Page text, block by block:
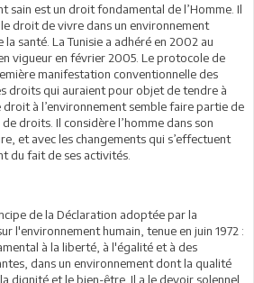
sain est un droit fondamental de l’Homme. Il
droit de vivre dans un environnement
santé. La Tunisie a adhéré en 2002 au
vigueur en février 2005. Le protocole de
manifestation conventionnelle des
droits qui auraient pour objet de tendre à
à l’environnement semble faire partie de
droits. Il considère l’homme dans son
et avec les changements qui s’effectuent
du fait de ses activités.
de la Déclaration adoptée par la
l'environnement humain, tenue en juin 1972 :
à la liberté, à l'égalité et à des
dans un environnement dont la qualité
dignité et le bien-être. Il a le devoir solennel